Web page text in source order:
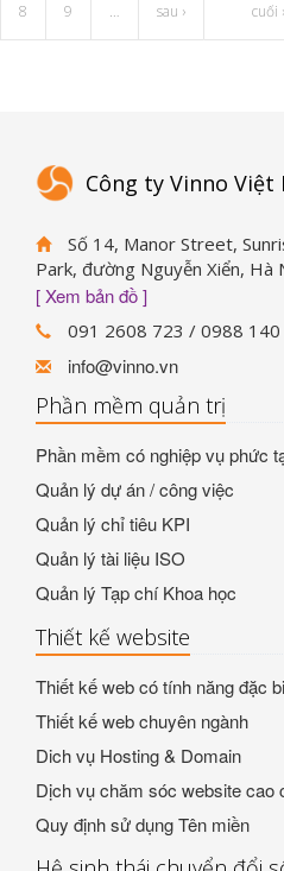
8 9 … sau › cuối
Công ty Vinno Việt
Số 14, Manor Street,
Park, đường Nguyễn Xiển, Hà
[ Xem bản đồ ]
091 2608 723 / 0988 140
info@vinno.vn
Phần mềm quản trị
Phần mềm có nghiệp vụ phức
Quản lý dự án / công việc
Quản lý chỉ tiêu KPI
Quản lý tài liệu ISO
Quản lý Tạp chí Khoa học
Thiết kế website
Thiết kế web có tính năng đặc
Thiết kế web chuyên ngành
Dich vụ Hosting & Domain
Dịch vụ chăm sóc website cao
Quy định sử dụng Tên miền